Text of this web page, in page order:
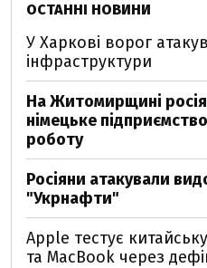
ОСТАННІ НОВИНИ
У Харкові ворог
інфраструктури
На Житомирщині
німецьке
роботу
Росіяни атакували
"Укрнафти"
Apple тестує
та MacBook через